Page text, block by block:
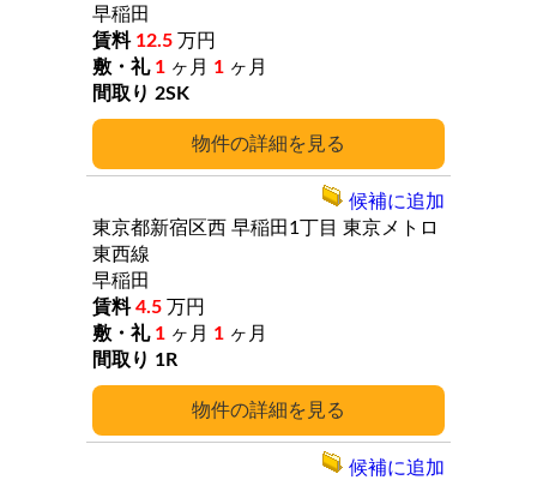
詳細
早稲田
12.5 万円
1 ヶ月 1 ヶ月
2SK
詳細
東京都新宿区西 早稲田1丁目 東京メトロ
東西線
早稲田
4.5 万円
1 ヶ月 1 ヶ月
1R
候補に追加
候補に追加